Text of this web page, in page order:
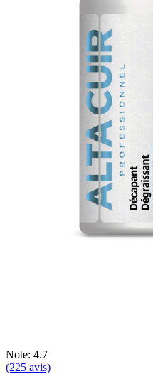
Note: 4.7
(225 avis)